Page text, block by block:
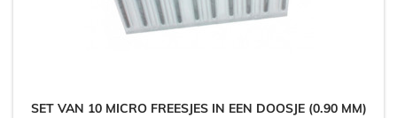
SET VAN 10 MICRO FREESJES IN EEN DOOSJE (0.90 MM)